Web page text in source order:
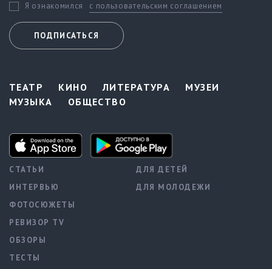
Я ознакомился с пользовательским соглашением
ПОДПИСАТЬСЯ
ТЕАТР КИНО ЛИТЕРАТУРА
МУЗЕИ
МУЗЫКА
ОБЩЕСТВО
СТАТЬИ
ИНТЕРВЬЮ
ФОТОСЮЖЕТЫ
РЕВИЗОР TV
ОБЗОРЫ
ТЕСТЫ
ДЛЯ ДЕТЕЙ
ДЛЯ МОЛОДЕЖИ